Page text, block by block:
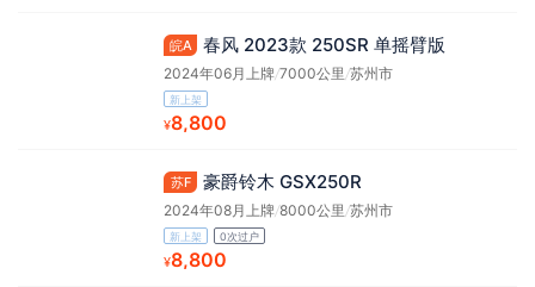
皖A 春风 2023款 250SR 单摇臂版
2024年06月上牌/7000公里/苏州市
新上架
¥8,800
苏F 豪爵铃木 GSX250R
2024年08月上牌/8000公里/苏州市
新上架 0次过户
¥8,800